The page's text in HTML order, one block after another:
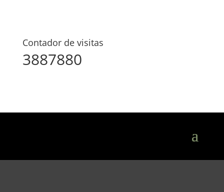
Contador de visitas
3887880